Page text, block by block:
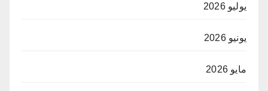
يوليو 2026
يونيو 2026
مايو 2026